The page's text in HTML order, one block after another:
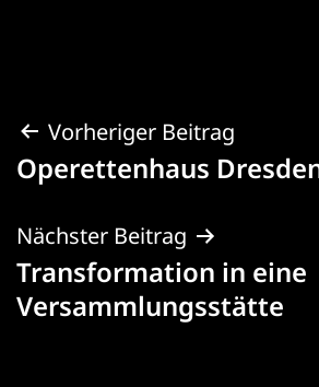
Vorheriger Beitrag
Operettenhaus
Nächster Beitrag
Transformation in eine
Versammlungsstätte